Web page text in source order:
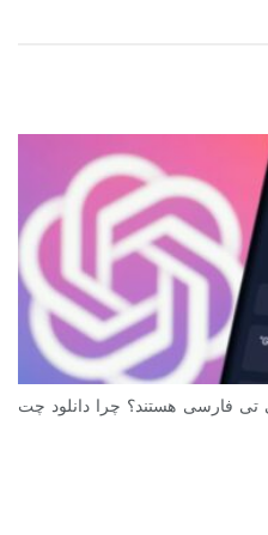
تی فارسی هستند؟ چرا دانلود چت